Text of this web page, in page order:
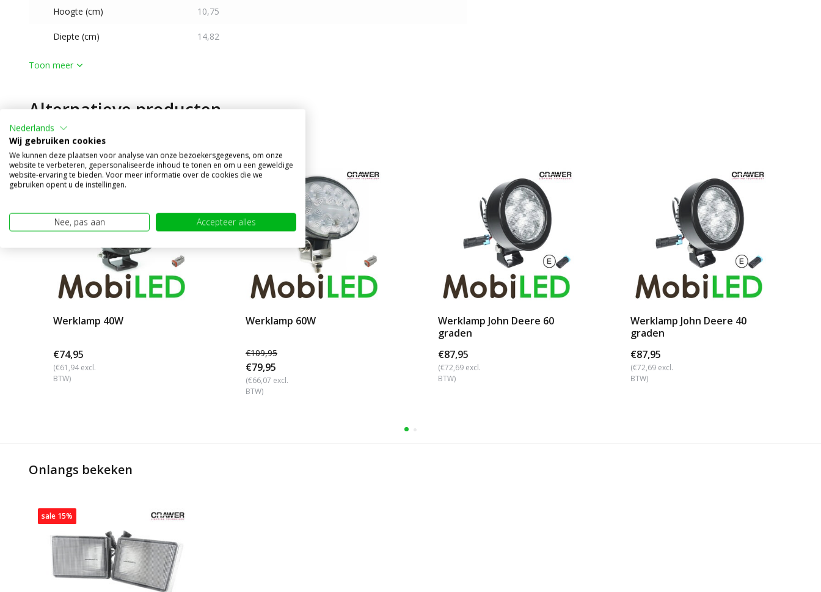
Hoogte (cm) 10,75
Diepte (cm) 14,82
Toon meer
Alternatieve producten
Werklamp 40W
€74,95
(€61,94 excl.
BTW)
sale 27%
Werklamp 60W
€109,95
€79,95
(€66,07 excl.
BTW)
Werklamp John Deere 60
graden
€87,95
(€72,69 excl.
BTW)
Werklamp John Deere 40
graden
€87,95
(€72,69 excl.
BTW)
Onlangs bekeken
sale 15%
Nederlands
Wij gebruiken cookies
We kunnen deze plaatsen voor analyse van onze bezoekersgegevens, om onze
website te verbeteren, gepersonaliseerde inhoud te tonen en om u een geweldige
website-ervaring te bieden. Voor meer informatie over de cookies die we
gebruiken opent u de instellingen.
Nee, pas aan Accepteer alles